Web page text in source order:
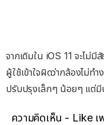
จากเดิมใน iOS 11 จะไม่
ผู้ใช้เข้าใจผิดว่ากล้องไม่ท
ปรับปรุงเล็กๆ น้อยๆ แต่มี
ความคิดเห็น - Like